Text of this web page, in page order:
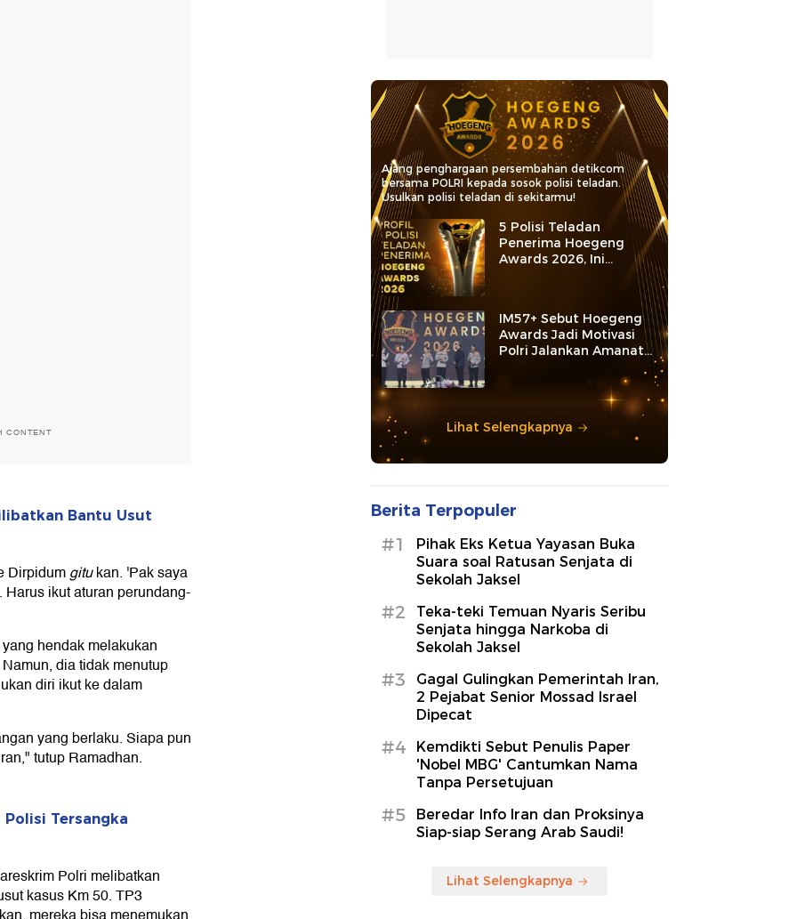
CONTENT
Bantu Usut
Dirpidumgitukan. 'Pak saya
ikut aturan perundang-
hendak melakukan
dia tidak menutup
diri ikut ke dalam
yang berlaku. Siapa pun
tutup Ramadhan.
Tersangka
Polri melibatkan
kasus Km 50. TP3
Ajang penghargaan persembahan detikcom
bersama POLRI kepada sosok polisi teladan.
Usulkan polisi teladan di sekitarmu!
5 Polisi Teladan
Penerima Hoegeng
Awards 2026, Ini
Kategori dan Kiprahnya
IM57+ Sebut Hoegeng
Awards Jadi Motivasi
Polri Jalankan Amanat
Lihat Selengkapnya
Berita Terpopuler
#1
Pihak Eks Ketua Yayasan Buka
Suara soal Ratusan Senjata di
Sekolah Jaksel
#2
Teka-teki Temuan Nyaris Seribu
Senjata hingga Narkoba di
Sekolah Jaksel
#3
Gagal Gulingkan Pemerintah Iran,
2 Pejabat Senior Mossad Israel
Dipecat
#4
Kemdikti Sebut Penulis Paper
'Nobel MBG' Cantumkan Nama
Tanpa Persetujuan
#5
Beredar Info Iran dan Proksinya
Siap-siap Serang Arab Saudi!
Lihat Selengkapnya